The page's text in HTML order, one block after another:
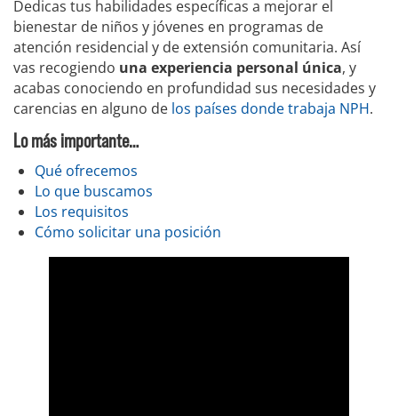
Dedicas tus habilidades específicas a mejorar el
bienestar de niños y jóvenes en programas de
atención residencial y de extensión comunitaria. Así
vas recogiendo una experiencia personal única, y
acabas conociendo en profundidad sus necesidades y
carencias en alguno de los países donde trabaja NPH.
Lo más importante…
Qué ofrecemos
Lo que buscamos
Los requisitos
Cómo solicitar una posición